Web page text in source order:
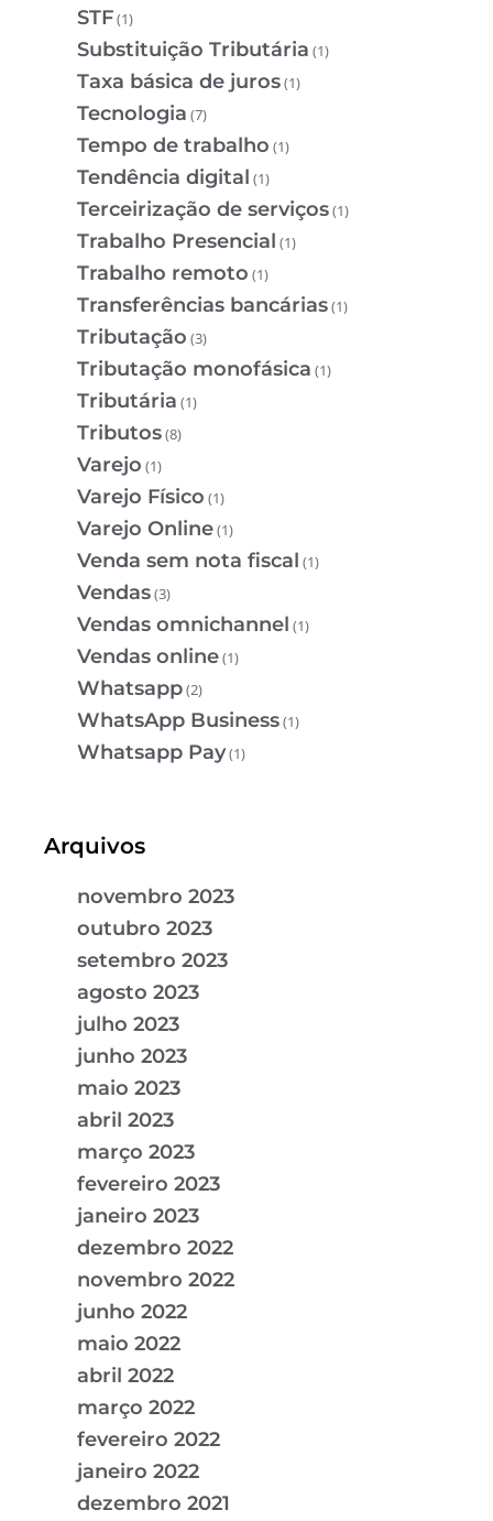
STF(1)
Substituição Tributária (1)
Taxa básica de juros(1)
Tecnologia (7)
Tempo de trabalho (1)
Tendência digital (1)
Terceirização de serviços(1)
Trabalho Presencial (1)
Trabalho remoto (1)
Transferências bancárias(1)
Tributação (3)
Tributação monofásica (1)
Tributária (1)
Tributos(8)
Varejo (1)
Varejo Físico (1)
Varejo Online(1)
Venda sem nota fiscal (1)
Vendas(3)
Vendas omnichannel (1)
Vendas online(1)
Whatsapp(2)
WhatsApp Business(1)
Whatsapp Pay(1)
Arquivos
novembro 2023
outubro 2023
setembro 2023
agosto 2023
julho 2023
junho 2023
maio 2023
abril 2023
março 2023
fevereiro 2023
janeiro 2023
dezembro 2022
novembro 2022
junho 2022
maio 2022
abril 2022
março 2022
fevereiro 2022
janeiro 2022
dezembro 2021